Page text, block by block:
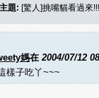
題: [驚人]挑嘴貓看過來
媽在 2004/07/12
樣子吃丫~~~